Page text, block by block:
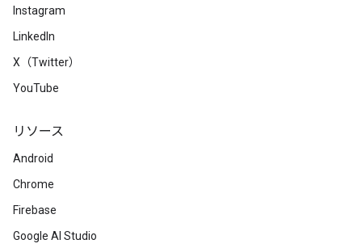
Instagram
LinkedIn
X（Twitter）
YouTube
リソース
Android
Chrome
Firebase
Google AI Studio